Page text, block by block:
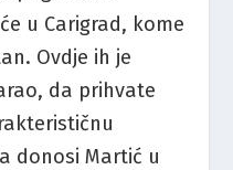
u Carigrad, kome
Ovdje ih je
da prihvate
donosi Martić u